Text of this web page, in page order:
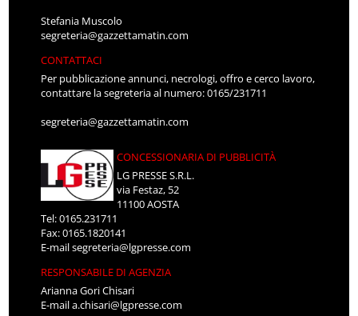
Stefania Muscolo
segreteria@gazzettamatin.com
CONTATTACI
Per pubblicazione annunci, necrologi, offro e cerco lavoro,
contattare la segreteria al numero: 0165/231711
segreteria@gazzettamatin.com
CONCESSIONARIA DI PUBBLICITÀ
LG PRESSE S.R.L.
via Festaz, 52
11100 AOSTA
Tel: 0165.231711
Fax: 0165.1820141
E-mailsegreteria@lgpresse.com
RESPONSABILE DI AGENZIA
Arianna Gori Chisari
E-maila.chisari@lgpresse.com